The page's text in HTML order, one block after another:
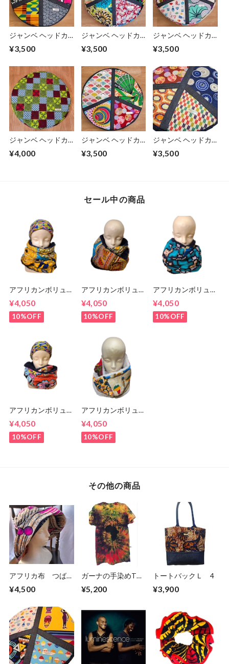
ジャンベ ヘッドカ
Africa×Japan
¥3,500
ジャンベ ヘッドカ
Africa×Japan
¥3,500
ジャンベ ヘッドカ
Africa×Japan
¥3,500
ジャンベ ヘッドカ
ズ！
¥4,000
ジャンベ ヘッドカ
Africa×Japan
¥3,500
ジャンベ ヘッドカ
Africa×Japan
¥3,500
セール中の商品
アフリカンボリュー
¥4,050
10%OFF
アフリカンボリュー
¥4,050
10%OFF
アフリカンボリュー
¥4,050
10%OFF
アフリカンボリュー
¥4,050
10%OFF
アフリカンボリュー
¥4,050
10%OFF
その他の商品
アフリカ布 つば広
（サイズ約59cm）
¥4,500
ガーナの手染めTシ
AFRICA UNITE-⑨
¥5,200
トートバックＬ 4
¥3,900